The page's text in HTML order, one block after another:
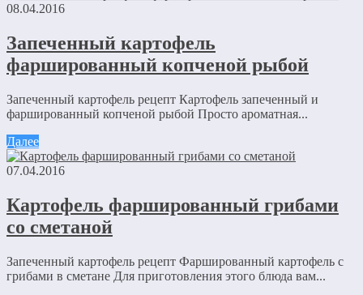
08.04.2016
Запеченный картофель
фаршированный копченой рыбой
Запеченный картофель рецепт Картофель запеченный и
фаршированный копченой рыбой Просто ароматная...
Далее
07.04.2016
Картофель фаршированный грибами
со сметаной
Запеченный картофель рецепт Фаршированный картофель с
грибами в сметане Для приготовления этого блюда вам...